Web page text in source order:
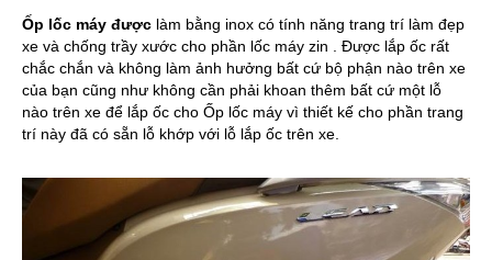
Ốp lốc máy được làm bằng inox có tính năng trang trí làm đẹp
xe và chống trầy xước cho phần lốc máy zin . Được lắp ốc rất
chắc chắn và không làm ảnh hưởng bất cứ bộ phận nào trên xe
của bạn cũng như không cần phải khoan thêm bất cứ một lỗ
nào trên xe để lắp ốc cho Ốp lốc máy vì thiết kế cho phần trang
trí này đã có sẵn lỗ khớp với lỗ lắp ốc trên xe.